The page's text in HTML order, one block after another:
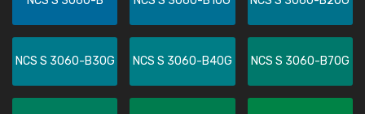
NCS S 3060-B30G NCS S 3060-B40G NCS S 3060-B70G